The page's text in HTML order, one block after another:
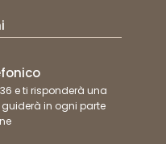
e ti risponderà una
in ogni parte